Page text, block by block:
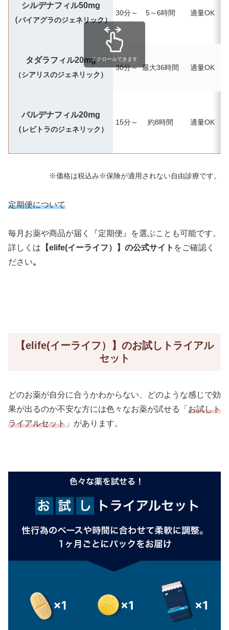
シルデナフィル50mg
（バイアグラのジェネリック）
30分～ 5～6時間 適量OK
タダラフィル20mg
（シアリスのジェネリック）
30分～ 最大36時間 適量OK
バルデナフィル20mg
（レビトラのジェネリック）
15分～ 約8時間 適量OK
スクロールできます
※価格は税込み※保険が適用されない自由診療です。
定期便について
毎月お薬や商品が届く『定期便』を選ぶことも可能です。
詳しくは 【elife(イーライフ）】の公式サイト をご確認く
ださい。
【elife(イーライフ）】のお試しトライアル
セット
どのお薬が自分に合うかわからない、どのような感じで効
果が出るのか不安な方には色々なお薬が試せる「 お試しト
ライアルセット 」があります。